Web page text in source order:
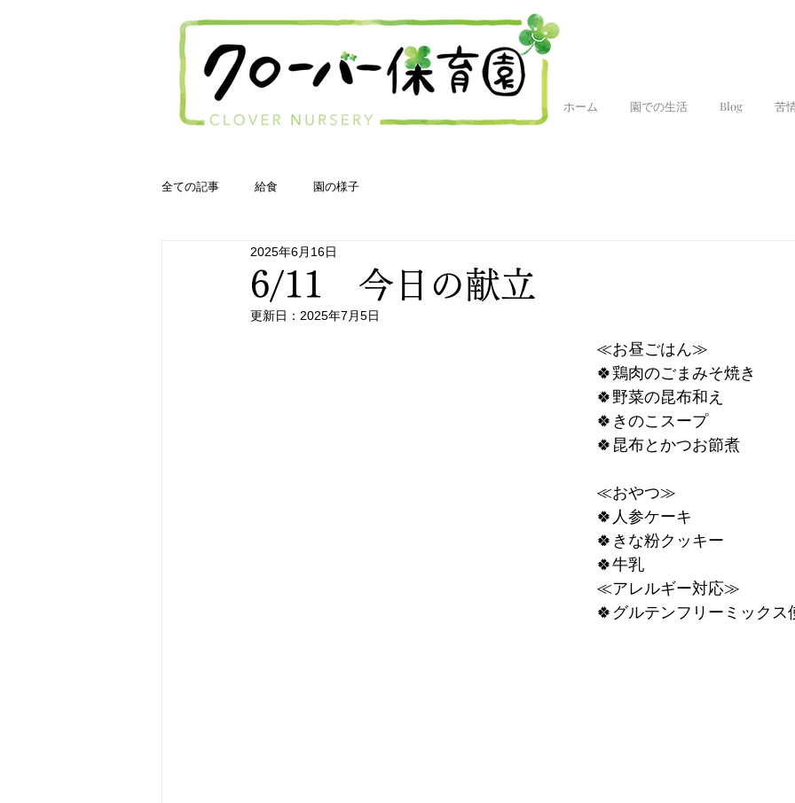
ホーム 園での生活 Blog 苦
全ての記事 給食 園の様子
6/11 今日の献立
2025年6月16日
更新日： 2025年7月5日
≪お昼ごはん≫
🍀鶏肉のごまみそ焼き
🍀野菜の昆布和え
🍀きのこスープ
🍀昆布とかつお節煮
≪おやつ≫
🍀人参ケーキ
🍀きな粉クッキー
🍀牛乳
≪アレルギー対応≫
🍀グルテンフリーミックス